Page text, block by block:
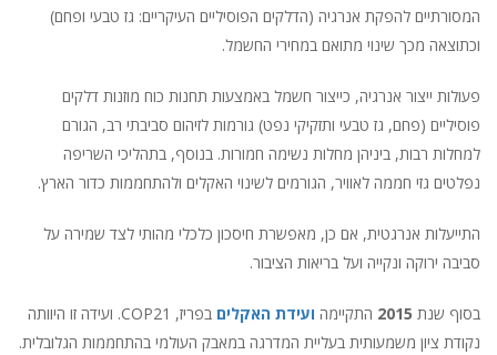
המסורתיים להפקת אנרגיה (הדלקים הפוסיליים העיקריים: גז טבעי ופחם)
וכתוצאה מכך שינוי מתואם במחירי החשמל.
פעולות ייצור אנרגיה, כייצור חשמל באמצעות תחנות כוח מוזנות דלקים
פוסיליים (פחם, גז טבעי ותזקיקי נפט) גורמות לזיהום סביבתי רב, הגורם
למחלות רבות, ביניהן מחלות נשימה חמורות. בנוסף, בתהליכי השריפה
נפלטים גזי חממה לאוויר, הגורמים לשינוי האקלים ולהתחממות כדור הארץ.
התייעלות אנרגטית, אם כן, מאפשרת חיסכון כלכלי מהותי לצד שמירה על
סביבה ירוקה ונקייה ועל בריאות הציבור.
בסוף שנת 2015 התקיימה ועידת האקלים
בפריז, COP21. ועידה זו היוותה
נקודת ציון משמעותית בעליית המדרגה במאבק העולמי בהתחממות הגלובלית.